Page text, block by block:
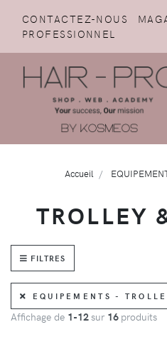
CONTACTEZ-NOUS
PROFESSIONNEL
Accueil
TROLLEY
FILTRES
EQUIPEMENTS -
Affichage de 1-12sur 16 produits